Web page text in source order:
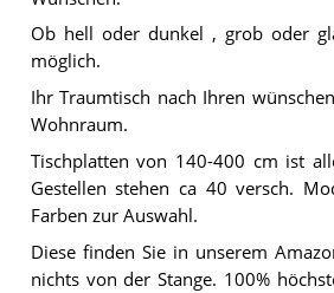
Ob hell oder dunkel , grob oder
möglich.
Ihr Traumtisch nach Ihren
Wohnraum.
Tischplatten von 140-400 cm ist
Gestellen stehen ca 40 versch.
Farben zur Auswahl.
Diese finden Sie in unserem
nichts von der Stange. 100%